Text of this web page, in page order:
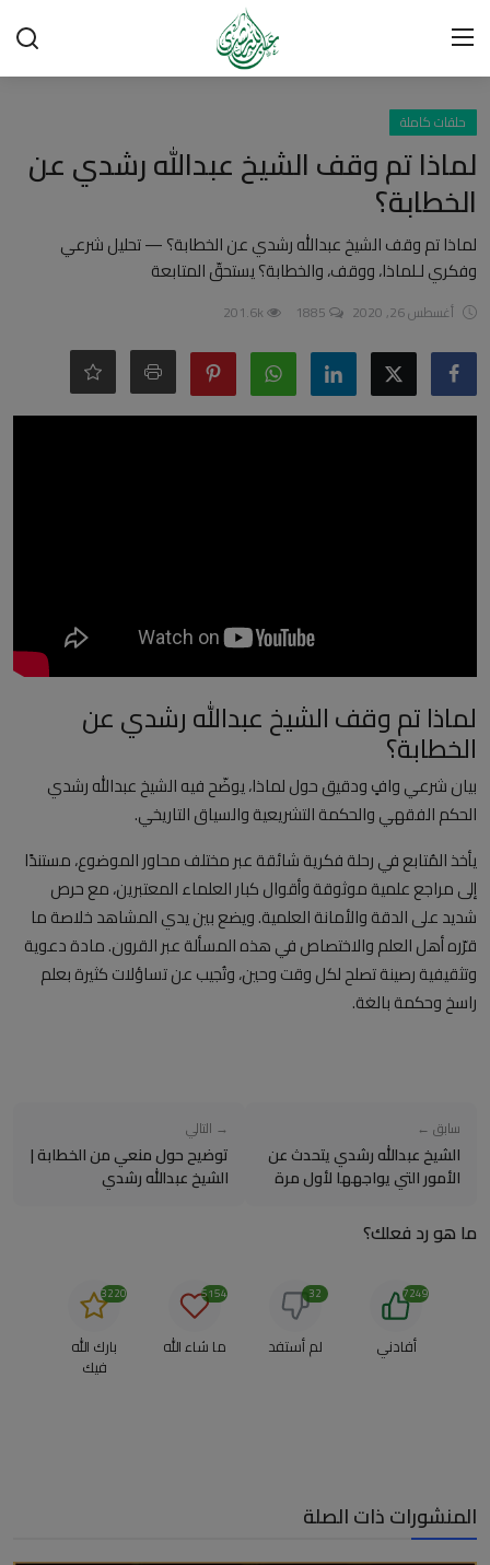
تسجيل الدخول
الرئيسية
شبهات وردود
العقيدة الإسلامية
رسائل مهمة
أحكام وفتاوى
حلقات كاملة
لماذا تم وقف الشيخ عبدالله رشدي عن
الخطابة؟
لماذا تم وقف الشيخ عبدالله رشدي عن الخطابة؟ — تحليل شرعي
وفكري لـلماذا، ووقف، والخطابة؟ يستحقّ المتابعة
أغسطس 26, 2020
لماذا تم وقف الشيخ عبدالله رشدي عن
الخطابة؟
بيان شرعي وافٍ ودقيق حول لماذا، يوضّح فيه الشيخ عبدالله رشدي
الحكم الفقهي والحكمة التشريعية والسياق التاريخي.
يأخذ المُتابع في رحلة فكرية شائقة عبر مختلف محاور الموضوع، مستندًا
إلى مراجع علمية موثوقة وأقوال كبار العلماء المعتبرين، مع حرص
شديد على الدقة والأمانة العلمية. ويضع بين يدي المشاهد خلاصة ما
قرّره أهل العلم والاختصاص في هذه المسألة عبر القرون. مادة دعوية
وتثقيفية رصينة تصلح لكل وقت وحين، وتُجيب عن تساؤلات كثيرة بعلم
راسخ وحكمة بالغة.
سابق ←
الشيخ عبدالله رشدي يتحدث عن
الأمور التي يواجهها لأول مرة
→ التالي
توضيح حول منعي من الخطابة |
الشيخ عبدالله رشدي
ما هو رد فعلك؟
أفادني
7249
لم أستفد
32
ما شاء الله
5154
بارك الله
فيك
3220
المنشورات ذات الصلة